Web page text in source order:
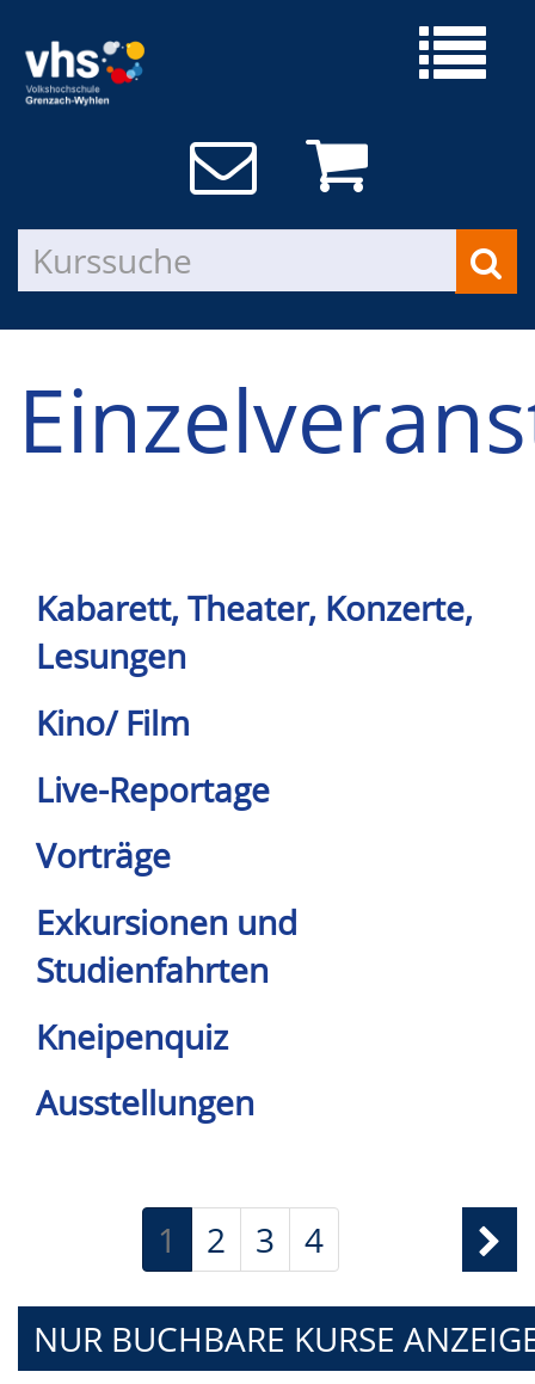
Kabarett, Theater, Konzerte,
Lesungen
Kino/ Film
Live-Reportage
Vorträge
Exkursionen und
Studienfahrten
Kneipenquiz
Ausstellungen
1 2 3 4
NUR BUCHBARE KURSE